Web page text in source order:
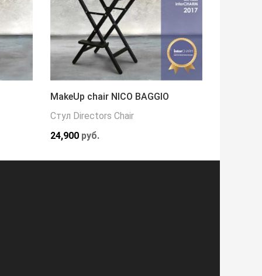
MakeUp chair NICO BAGGIO
Стул Directors Chair
24,900 руб.